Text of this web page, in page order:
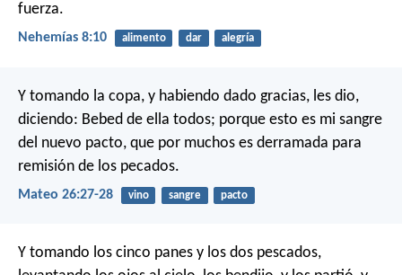
fuerza.
Nehemías 8:10 alimento dar alegría
Y tomando la copa, y habiendo dado gracias, les dio,
diciendo: Bebed de ella todos; porque esto es mi sangre
del nuevo pacto, que por muchos es derramada para
remisión de los pecados.
Mateo 26:27-28 vino sangre pacto
Y tomando los cinco panes y los dos pescados,